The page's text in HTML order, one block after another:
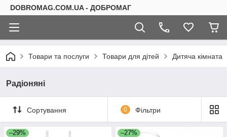
DOBROMAG.COM.UA - ДОБРОМАГ
Товари та послуги Товари для дітей Дитяча кімната
Радіоняні
Сортування 0 Фільтри
–29% –27%